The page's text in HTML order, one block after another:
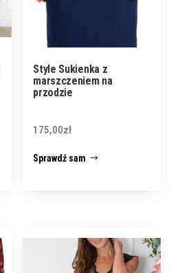
Style Sukienka z
marszczeniem na
przodzie
175,00zł
Sprawdź sam